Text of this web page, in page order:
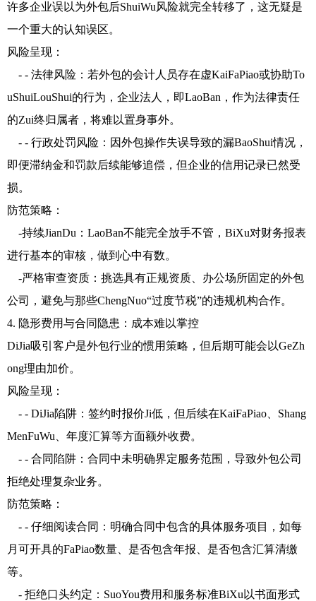
许多企业误以为外包后ShuiWu风险就完全转移了，这无疑是
一个重大的认知误区。
风险呈现：
- - 法律风险：若外包的会计人员存在虚KaiFaPiao或协助To
uShuiLouShui的行为，企业法人，即LaoBan，作为法律责任
的Zui终归属者，将难以置身事外。
- - 行政处罚风险：因外包操作失误导致的漏BaoShui情况，
即便滞纳金和罚款后续能够追偿，但企业的信用记录已然受
损。
防范策略：
-持续JianDu：LaoBan不能完全放手不管，BiXu对财务报表
进行基本的审核，做到心中有数。
-严格审查资质：挑选具有正规资质、办公场所固定的外包
公司，避免与那些ChengNuo“过度节税”的违规机构合作。
4. 隐形费用与合同隐患：成本难以掌控
DiJia吸引客户是外包行业的惯用策略，但后期可能会以GeZh
ong理由加价。
风险呈现：
- - DiJia陷阱：签约时报价Ji低，但后续在KaiFaPiao、Shang
MenFuWu、年度汇算等方面额外收费。
- - 合同陷阱：合同中未明确界定服务范围，导致外包公司
拒绝处理复杂业务。
防范策略：
- - 仔细阅读合同：明确合同中包含的具体服务项目，如每
月可开具的FaPiao数量、是否包含年报、是否包含汇算清缴
等。
- 拒绝口头约定：SuoYou费用和服务标准BiXu以书面形式